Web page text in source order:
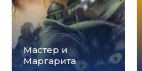
100
101
102
103
Мастер и
Маргарита